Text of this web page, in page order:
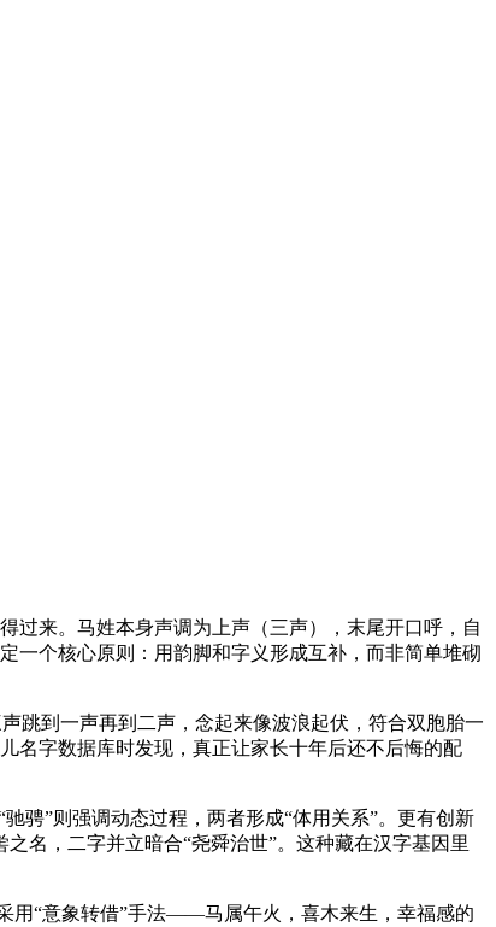
过来。马姓本身声调为上声（三声），末尾开口呼，自
一个核心原则：用韵脚和字义形成互补，而非简单堆砌
跳到一声再到二声，念起来像波浪起伏，符合双胞胎一
名字数据库时发现，真正让家长十年后还不后悔的配
骋”则强调动态过程，两者形成“体用关系”。更有创新
名，二字并立暗合“尧舜治世”。这种藏在汉字基因里
用“意象转借”手法——马属午火，喜木来生，幸福感的